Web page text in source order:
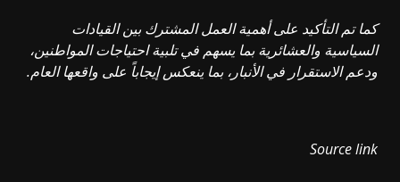
كما تم التأكيد على أهمية العمل المشترك بين القيادات
السياسية والعشائرية بما يسهم في تلبية احتياجات المواطنين،
ودعم الاستقرار في الأنبار، بما ينعكس إيجاباً على واقعها العام.
Source link